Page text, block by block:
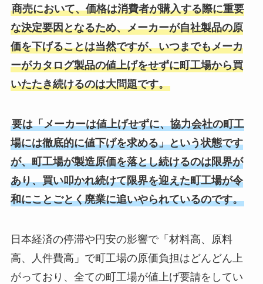
商売において、価格は消費者が購入する際に重要
な決定要因となるため、メーカーが自社製品の原
価を下げることは当然ですが、いつまでもメーカ
ーがカタログ製品の値上げをせずに町工場から買
いたたき続けるのは大問題です。
要は「メーカーは値上げせずに、協力会社の町工
場には徹底的に値下げを求める」という状態です
が、町工場が製造原価を落とし続けるのは限界が
あり、買い叩かれ続けて限界を迎えた町工場が令
和にことごとく廃業に追いやられているのです。
日本経済の停滞や円安の影響で「材料高、原料
高、人件費高」で町工場の原価負担はどんどん上
がっており、全ての町工場が値上げ要請をしてい